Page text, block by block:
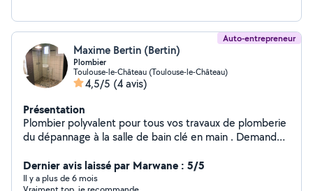
Auto-entrepreneur
Maxime Bertin (Bertin)
Plombier
Toulouse-le-Château (Toulouse-le-Château)
4,5/5 (4 avis)
Présentation
Plombier polyvalent pour tous vos travaux de plomberie
du dépannage à la salle de bain clé en main . Demander
quelques prestations que je propose. N'hésitez pas à
me contacter pour en savoir davantage sur mes
Dernier avis laissé par Marwane : 5/5
Il y a plus de 6 mois